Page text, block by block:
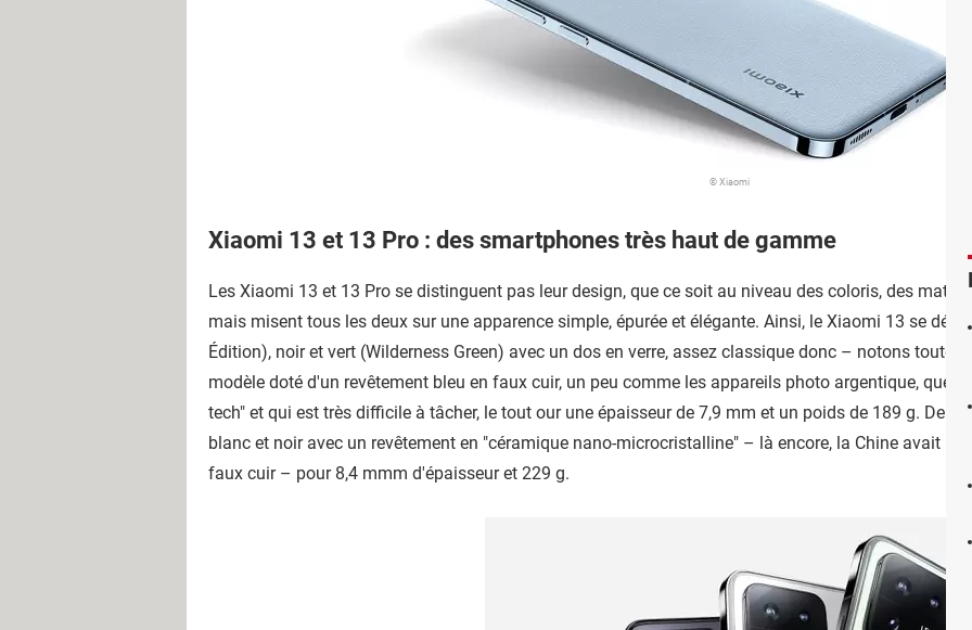
© Xiaomi
Xiaomi 13 et 13 Pro : des smartphones très haut de gamme
Les Xiaomi 13 et 13 Pro se distinguent pas leur design, que ce soit au niveau des coloris, des
mais misent tous les deux sur une apparence simple, épurée et élégante. Ainsi, le Xiaomi 13 se
Édition), noir et vert (Wilderness Green) avec un dos en verre, assez classique donc – notons
modèle doté d'un revêtement bleu en faux cuir, un peu comme les appareils photo argentique, que
tech" et qui est très difficile à tâcher, le tout our une épaisseur de 7,9 mm et un poids de 189 g. De
blanc et noir avec un revêtement en "céramique nano-microcristalline" – là encore, la Chine avait le
faux cuir – pour 8,4 mmm d'épaisseur et 229 g.